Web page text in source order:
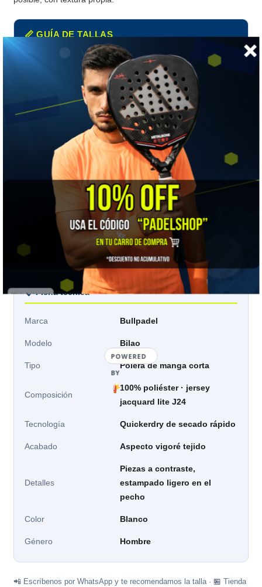
📏 GUÍA DE TALLAS
Bullpadel hombre · medidas de tu cuerpo en centímetros
S M L
Tórax 89–93 94–98 99–104 105–109
79–82 83–86 87–90
Cadera 91–94 95–98 99–102 103–106 107–110
Mídete a ti, no la prenda:Bullpadel publica medidas
corporales. Pasa la huincha alrededor de la parte más
ancha del pecho, con los brazos abajo y sin apretar. En
polera, el tórax es la medida que manda: si quedas entre
dos tallas, sube.
📋 Ficha técnica
Marca Bullpadel
Modelo Bilao
Tipo Polera de manga corta
Composición
100% poliéster · jersey
jacquard lite J24
Tecnología Quickerdry de secado rápido
Acabado Aspecto vigoré tejido
Detalles
Piezas a contraste,
estampado ligero en el
pecho
Color Blanco
Género Hombre
📲 Escríbenos por WhatsApp y te recomendamos la talla · 🏪 Tienda
POWERED
BY